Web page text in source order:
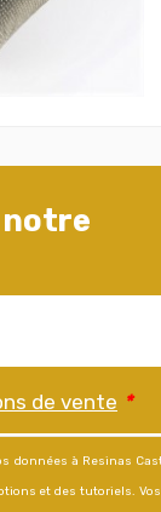
notre
de vente *
données à Resinas
et des tutoriels.